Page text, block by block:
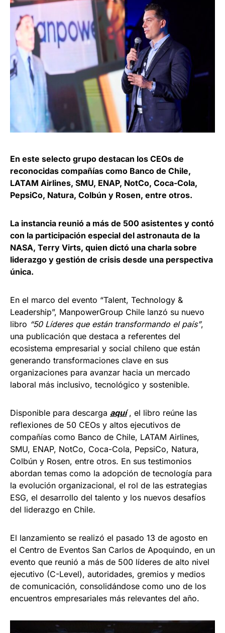
En este selecto grupo destacan los CEOs de
reconocidas compañías como Banco de Chile,
LATAM Airlines, SMU, ENAP, NotCo, Coca-Cola,
PepsiCo, Natura, Colbún y Rosen, entre otros.
La instancia reunió a más de 500 asistentes y contó
con la participación especial del astronauta de la
NASA, Terry Virts, quien dictó una charla sobre
liderazgo y gestión de crisis desde una perspectiva
única.
En el marco del evento “Talent, Technology &
Leadership”, ManpowerGroup Chile lanzó su nuevo
libro “50 Líderes que están transformando el país”,
una publicación que destaca a referentes del
ecosistema empresarial y social chileno que están
generando transformaciones clave en sus
organizaciones para avanzar hacia un mercado
laboral más inclusivo, tecnológico y sostenible.
Disponible para descarga aquí , el libro reúne las
reflexiones de 50 CEOs y altos ejecutivos de
compañías como Banco de Chile, LATAM Airlines,
SMU, ENAP, NotCo, Coca-Cola, PepsiCo, Natura,
Colbún y Rosen, entre otros. En sus testimonios
abordan temas como la adopción de tecnología para
la evolución organizacional, el rol de las estrategias
ESG, el desarrollo del talento y los nuevos desafíos
del liderazgo en Chile.
El lanzamiento se realizó el pasado 13 de agosto en
el Centro de Eventos San Carlos de Apoquindo, en un
evento que reunió a más de 500 líderes de alto nivel
ejecutivo (C-Level), autoridades, gremios y medios
de comunicación, consolidándose como uno de los
encuentros empresariales más relevantes del año.